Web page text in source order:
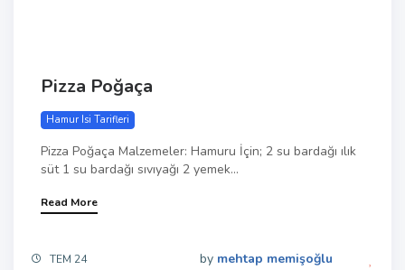
Pizza Poğaça
Hamur Isi Tarifleri
Pizza Poğaça Malzemeler: Hamuru İçin; 2 su bardağı ılık
süt 1 su bardağı sıvıyağı 2 yemek...
Read More
TEM 24 by mehtap memişoğlu